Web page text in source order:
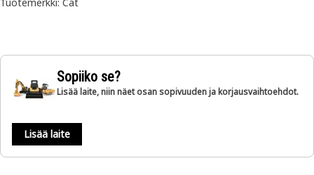
Sopiiko se?
Lisää laite, niin näet osan sopivuuden ja korjausvaihtoehdot.
Lisää laite